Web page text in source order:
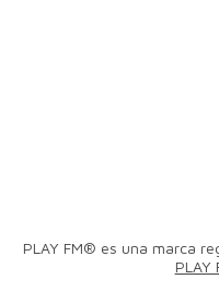
PLAY FM® es una marca
PLAY